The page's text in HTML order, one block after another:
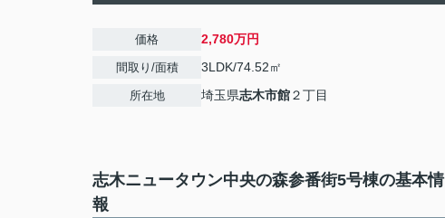
価格 2,780万円
間取り/面積 3LDK/74.52㎡
所在地 埼玉県志木市館２丁目
志木ニュータウン中央の森参番街5号棟の基本情
報